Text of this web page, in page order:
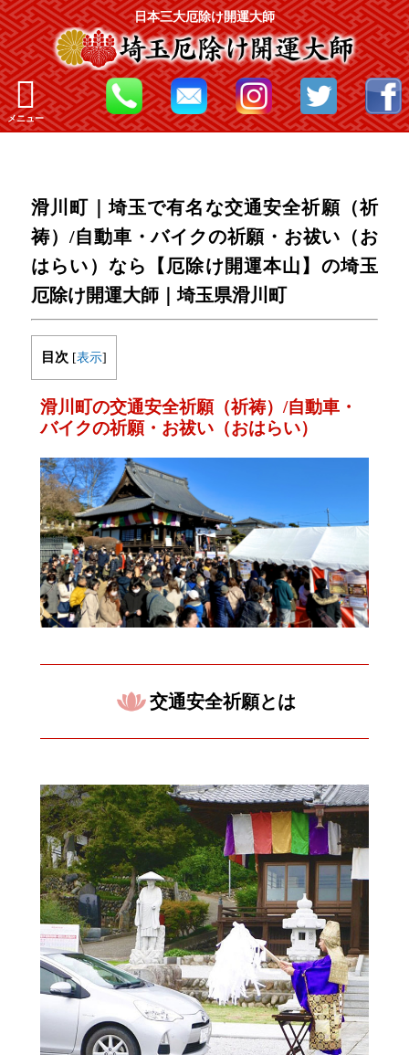
日本三大厄除け開運大師
メニュー
滑川町｜埼玉で有名な交通安全祈願（祈
祷）/自動車・バイクの祈願・お祓い（お
はらい）なら【厄除け開運本山】の埼玉
厄除け開運大師｜埼玉県滑川町
目次 [表示]
滑川町の交通安全祈願（祈祷）/自動車・
バイクの祈願・お祓い（おはらい）
交通安全祈願とは